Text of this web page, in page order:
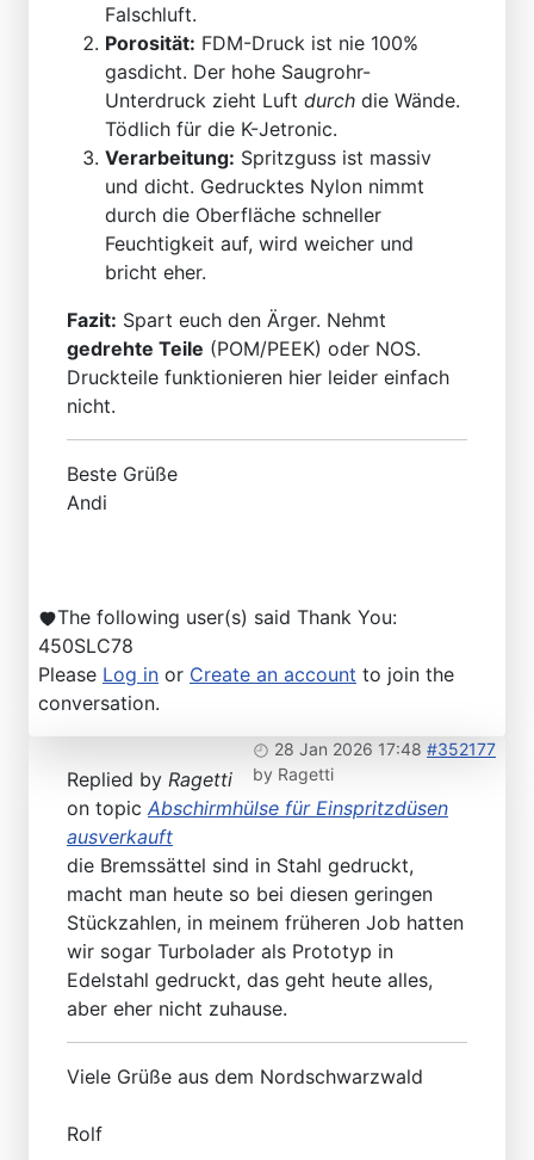
Falschluft.
Porosität: FDM-Druck ist nie 100%
gasdicht. Der hohe Saugrohr-
Unterdruck zieht Luft durch die Wände.
Tödlich für die K-Jetronic.
Verarbeitung: Spritzguss ist massiv
und dicht. Gedrucktes Nylon nimmt
durch die Oberfläche schneller
Feuchtigkeit auf, wird weicher und
bricht eher.
Fazit: Spart euch den Ärger. Nehmt
gedrehte Teile (POM/PEEK) oder NOS.
Druckteile funktionieren hier leider einfach
nicht.
Beste Grüße
Andi
The following user(s) said Thank You:
450SLC78
Please Log in or Create an account to join the
conversation.
28 Jan 2026 17:48 #352177
by Ragetti
Replied by Ragetti
on topic Abschirmhülse für Einspritzdüsen
ausverkauft
die Bremssättel sind in Stahl gedruckt,
macht man heute so bei diesen geringen
Stückzahlen, in meinem früheren Job hatten
wir sogar Turbolader als Prototyp in
Edelstahl gedruckt, das geht heute alles,
aber eher nicht zuhause.
Viele Grüße aus dem Nordschwarzwald
Rolf